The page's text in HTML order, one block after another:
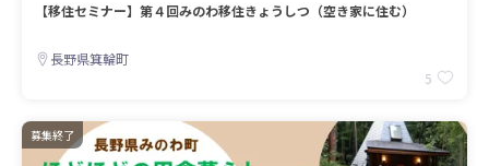
【移住セミナー】第４回みのわ移住きょうしつ（空き家に住む）
長野県箕輪町
5
募集終了